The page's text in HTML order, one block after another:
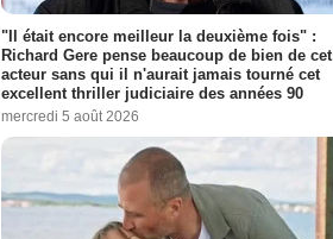
"Il était encore meilleur la deuxième fois" :
Richard Gere pense beaucoup de bien de cet
acteur sans qui il n'aurait jamais tourné cet
excellent thriller judiciaire des années 90
mercredi 5 août 2026